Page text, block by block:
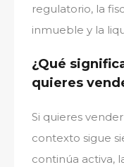
regulatorio, la
inmueble y la
¿Qué
quieres
Si quieres
contexto sigue
continúa activa,